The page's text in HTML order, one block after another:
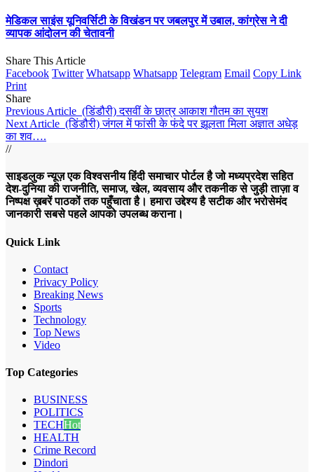
मेडिकल साइंस यूनिवर्सिटी के विखंडन पर जबलपुर में उबाल, कांग्रेस ने दी
व्यापक आंदोलन की चेतावनी
Share This Article
Facebook Twitter Whatsapp Whatsapp Telegram Email Copy Link
Print
Share
Previous Article (डिंडौरी) दसवीं के छात्र आकाश गौतम का सुयश
Next Article (डिंडौरी) जंगल में फांसी के फंदे पर झूलता मिला अज्ञात अधेड़
का शव….
//
साइडलुक न्यूज़ एक विश्वसनीय हिंदी समाचार पोर्टल है जो मध्यप्रदेश सहित
देश-दुनिया की राजनीति, समाज, खेल, व्यवसाय और तकनीक से जुड़ी ताज़ा व
निष्पक्ष ख़बरें पाठकों तक पहुँचाता है। हमारा उद्देश्य है सटीक और भरोसेमंद
जानकारी सबसे पहले आपको उपलब्ध कराना।
Quick Link
Contact
Privacy Policy
Breaking News
Sports
Technology
Top News
Video
Top Categories
BUSINESS
POLITICS
TECHHot
HEALTH
Crime Record
Dindori